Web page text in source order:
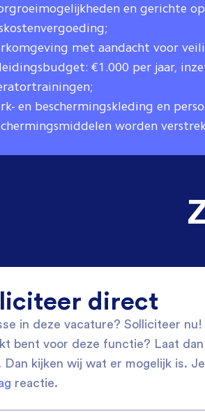
en gerichte
met aandacht voor
€1.000 per jaar,
en beschermingskleding en
worden
direct
in deze vacature? Solliciteer
bent voor deze functie? Laat
Dan kijken wij wat er mogelijk is.
reactie.